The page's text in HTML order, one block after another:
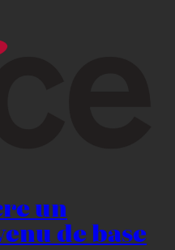
un
de base